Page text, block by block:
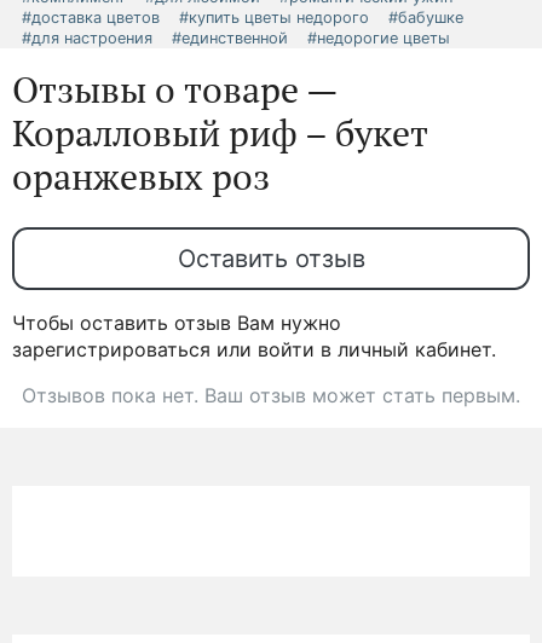
#доставка цветов
#купить цветы недорого
#бабушке
#для настроения
#единственной #недорогие цветы
Отзывы о товаре —
Коралловый риф – букет
оранжевых роз
Оставить отзыв
Чтобы оставить отзыв Вам нужно
зарегистрироваться или войти в личный кабинет.
Отзывов пока нет. Ваш отзыв может стать первым.